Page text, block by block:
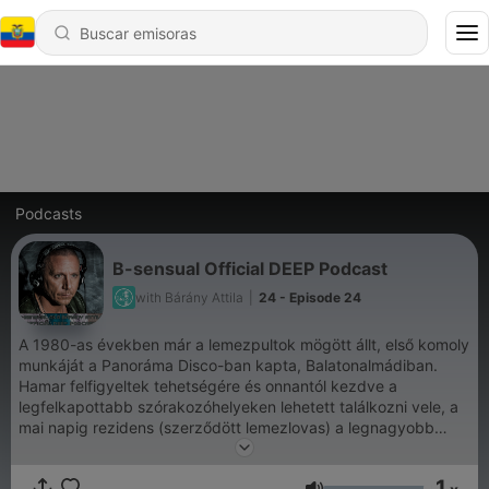
Podcasts
B-sensual Official DEEP Podcast
with Bárány Attila 24 - Episode 24
A 1980-as években már a lemezpultok mögött állt, első komoly
munkáját a Panoráma Disco-ban kapta, Balatonalmádiban.
Hamar felfigyeltek tehetségére és onnantól kezdve a
legfelkapottabb szórakozóhelyeken lehetett találkozni vele, a
mai napig rezidens (szerződött lemezlovas) a legnagyobb
budapesti klubok lemezpultjai mögött. Zenei stílusa